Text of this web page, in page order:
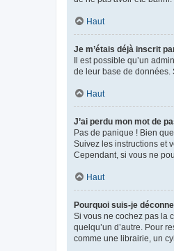
Haut
Je m’étais déjà inscrit
Il est possible qu’un
de leur base de données.
Haut
J’ai perdu mon mot de
Pas de panique ! Bien
Suivez les instructions et
Cependant, si vous ne
Haut
Pourquoi suis-je
Si vous ne cochez pas la
quelqu’un d’autre. Pour
comme une librairie, un